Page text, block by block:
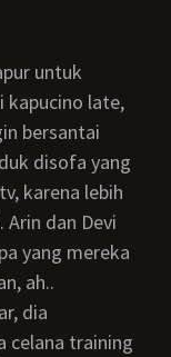
kapucino late,
bersantai
disofa yang
karena lebih
dan Devi
yang mereka
ah..
celana training